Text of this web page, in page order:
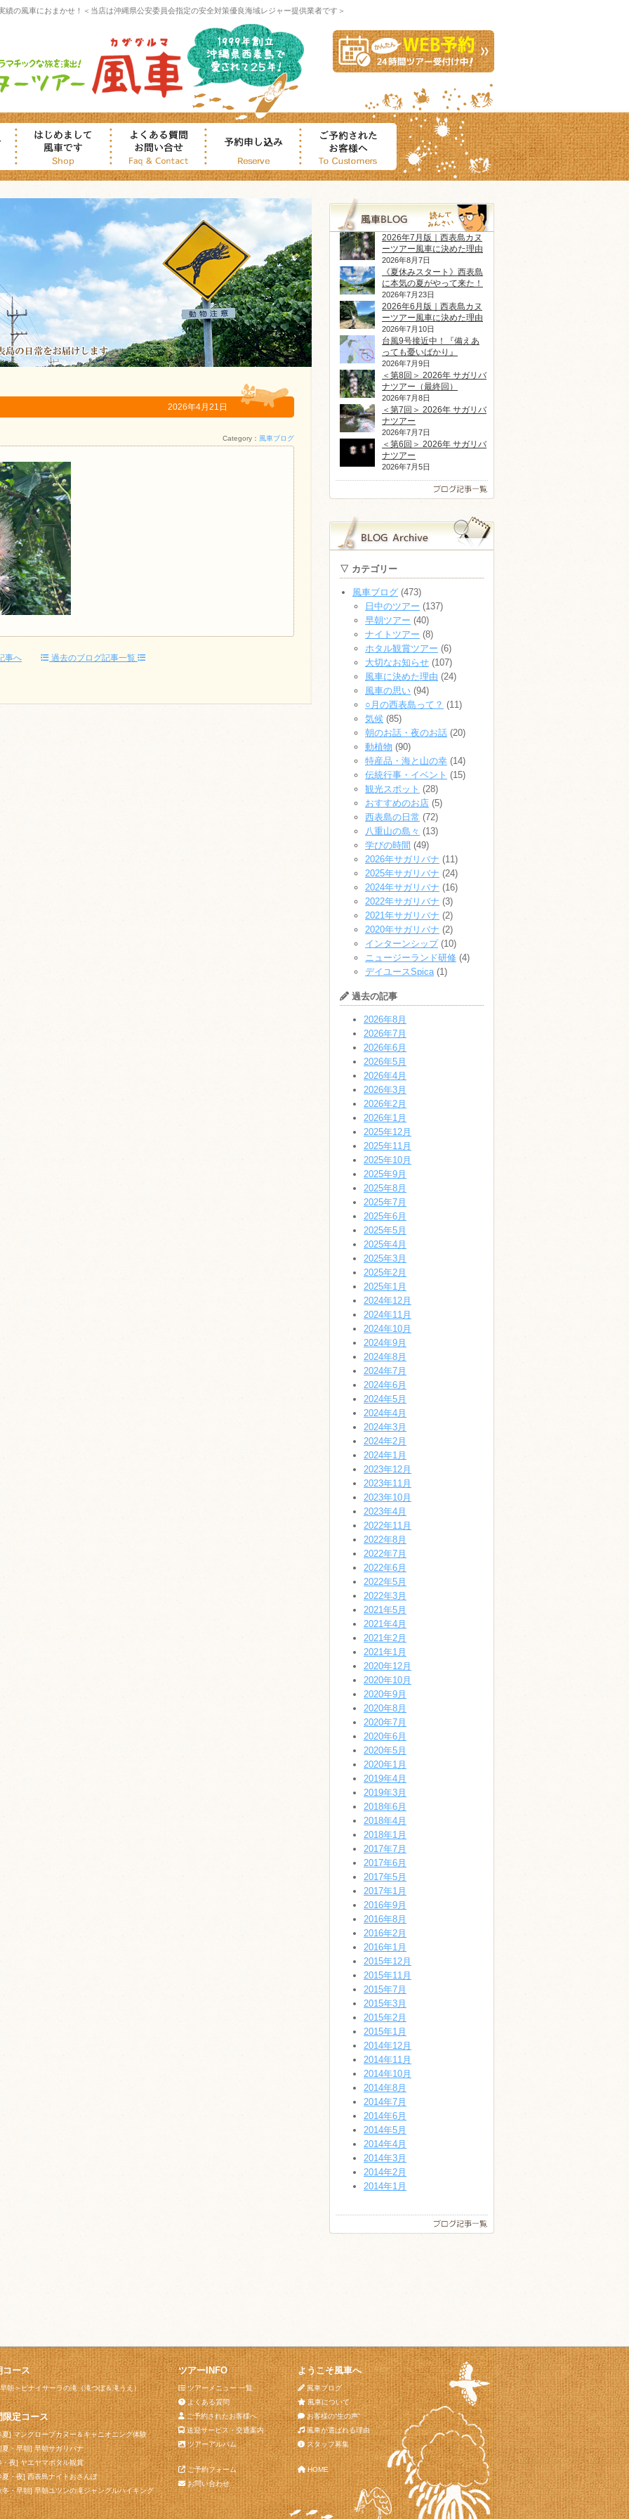
の風車におまかせ！＜当店は沖縄県公安委員会指定の安全対策優良海域レジャー提供業者です＞
2026年4月21日
Category： 風車ブログ
事へ 過去のブログ記事一覧
2026年7月版｜西表島カヌ
ーツアー風車に決めた理由
2026年8月7日
《夏休みスタート》西表島
に本気の夏がやって来た！
2026年7月23日
2026年6月版｜西表島カヌ
ーツアー風車に決めた理由
2026年7月10日
台風9号接近中！『備えあ
っても憂いばかり』
2026年7月9日
＜第8回＞ 2026年 サガリバ
ナツアー（最終回）
2026年7月8日
＜第7回＞ 2026年 サガリバ
ナツアー
2026年7月7日
＜第6回＞ 2026年 サガリバ
ナツアー
2026年7月5日
▽ カテゴリー
風車ブログ (473)
日中のツアー (137)
早朝ツアー (40)
ナイトツアー (8)
ホタル観賞ツアー (6)
大切なお知らせ (107)
風車に決めた理由 (24)
風車の思い (94)
○月の西表島って？ (11)
気候 (85)
朝のお話・夜のお話 (20)
動植物 (90)
特産品・海と山の幸 (14)
伝統行事・イベント (15)
観光スポット (28)
おすすめのお店 (5)
西表島の日常 (72)
八重山の島々 (13)
学びの時間 (49)
2026年サガリバナ (11)
2025年サガリバナ (24)
2024年サガリバナ (16)
2022年サガリバナ (3)
2021年サガリバナ (2)
2020年サガリバナ (2)
インターンシップ(10)
ニュージーランド研修 (4)
デイユースSpica(1)
過去の記事
2026年8月
2026年7月
2026年6月
2026年5月
2026年4月
2026年3月
2026年2月
2026年1月
2025年12月
2025年11月
2025年10月
2025年9月
2025年8月
2025年7月
2025年6月
2025年5月
2025年4月
2025年3月
2025年2月
2025年1月
2024年12月
2024年11月
2024年10月
2024年9月
2024年8月
2024年7月
2024年6月
2024年5月
2024年4月
2024年3月
2024年2月
2024年1月
2023年12月
2023年11月
2023年10月
2023年4月
2022年11月
2022年8月
2022年7月
2022年6月
2022年5月
2022年3月
2021年5月
2021年4月
2021年2月
2021年1月
2020年12月
2020年10月
2020年9月
2020年8月
2020年7月
2020年6月
2020年5月
2020年1月
2019年4月
2019年3月
2018年6月
2018年4月
2018年1月
2017年7月
2017年6月
2017年5月
2017年1月
2016年9月
2016年8月
2016年2月
2016年1月
2015年12月
2015年11月
2015年7月
2015年3月
2015年2月
2015年1月
2014年12月
2014年11月
2014年10月
2014年8月
2014年7月
2014年6月
2014年5月
2014年4月
2014年3月
2014年2月
2014年1月
コース
朝＞ピナイサーラの滝（滝つぼ＆滝うえ）
限定コース
夏] マングローブカヌー＆キャニオニング体験
夏・早朝] 早朝サガリバナ
・夜] ヤエヤマボタル観賞
夏・夜] 西表島ナイトおさんぽ
冬・早朝] 早朝ユツンの滝ジャングルハイキング
ツアーINFO
ツアーメニュー 一覧
よくある質問
ご予約されたお客様へ
送迎サービス・交通案内
ツアーアルバム
ご予約フォーム
お問い合わせ
ようこそ風車へ
風車ブログ
風車について
お客様の“生の声”
風車が選ばれる理由
スタッフ募集
HOME